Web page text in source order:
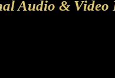
Audio &